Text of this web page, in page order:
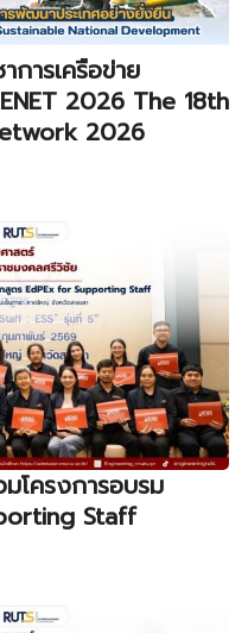
การเครือข่าย
2026 The 18th
2026
โครงการอบรม
Staff